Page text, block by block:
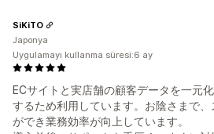
ECサイトと実店舗の顧客データを一元
するため利用しています。お陰さまで
ができ業務効率が向上しています。
SiKiTO
Japonya
Uygulamayı kullanma süresi:6 ay